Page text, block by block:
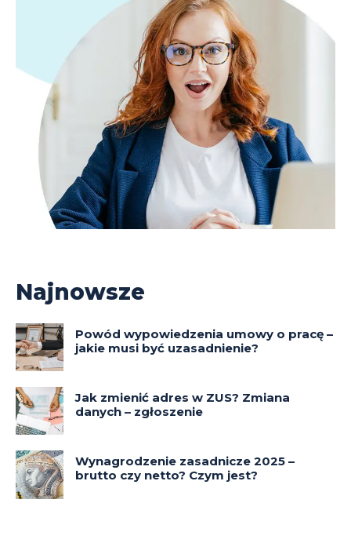
Najnowsze
Powód wypowiedzenia umowy o pracę –
jakie musi być uzasadnienie?
Jak zmienić adres w ZUS? Zmiana
danych – zgłoszenie
Wynagrodzenie zasadnicze 2025 –
brutto czy netto? Czym jest?